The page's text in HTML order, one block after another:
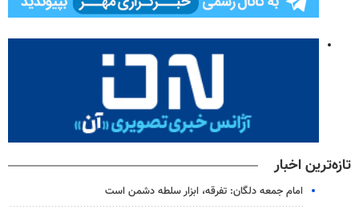
تازه‌ترین اخبار
امام جمعه دلگان: تفرقه، ابزار سلطه دشمن است